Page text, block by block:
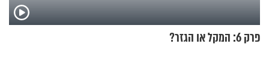
פרק 6: המקל או הגזר?